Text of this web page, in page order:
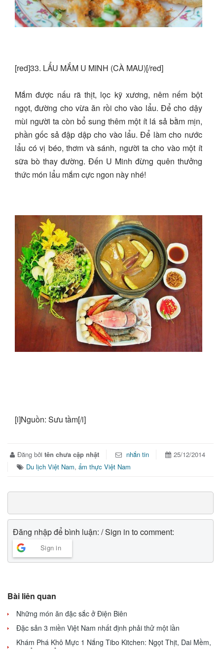
[red]33. LẨU MẮM U MINH (CÀ MAU)[/red]
Mắm được nấu rã thịt, lọc kỹ xương, nêm nếm bột
ngọt, đường cho vừa ăn rồi cho vào lẩu. Để cho dậy
mùi người ta còn bổ sung thêm một ít lá sả bằm mịn,
phần gốc sả đập dập cho vào lẩu. Để làm cho nước
lẩu có vị béo, thơm và sánh, người ta cho vào một ít
sữa bò thay đường. Đến U Minh đừng quên thưởng
thức món lẩu mắm cực ngon này nhé!
[i]Nguồn: Sưu tầm[/i]
Đăng bởi tên chưa cập nhật nhắn tin
25/12/2014
Du lịch Việt Nam, ẩm thực Việt Nam
Đăng nhập để bình luận: / Sign in to comment:
Sign in
Bài liên quan
Những món ăn đặc sắc ở Điện Biên
Đặc sản 3 miền Việt Nam nhất định phải thử một lần
Khám Phá Khô Mực 1 Nắng Tibo Kitchen: Ngọt Thịt, Dai Mềm,